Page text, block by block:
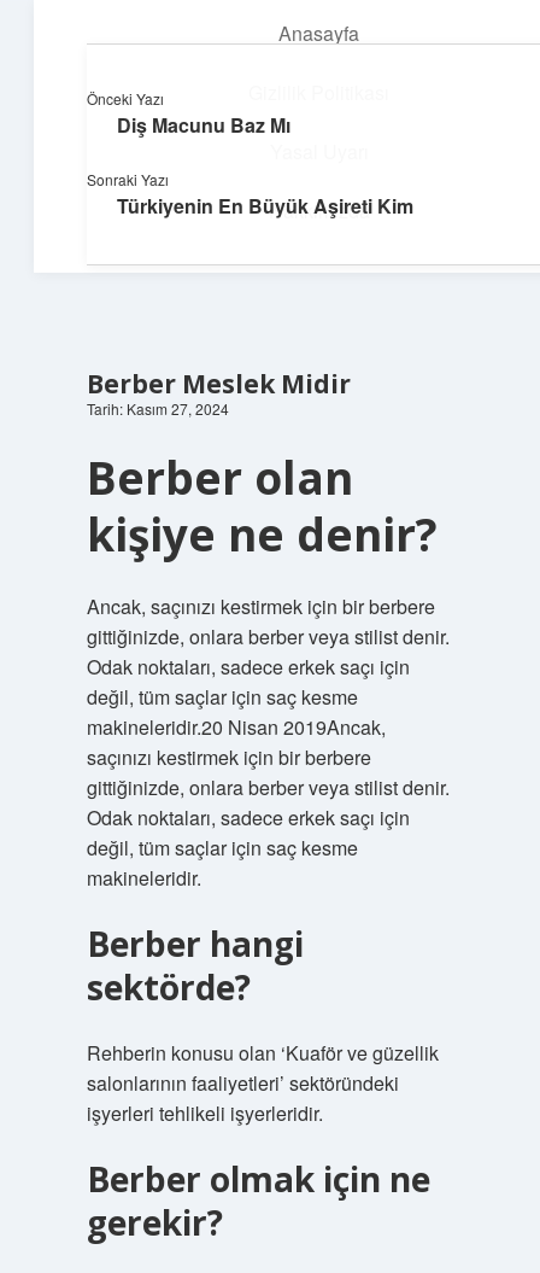
Anasayfa
Hakkımızda
Süper Bilgi Durağı
Berber Meslek Midir
Tarih: Kasım 27, 2024
Berber olan
kişiye ne denir?
Ancak, saçınızı kestirmek için bir berbere
gittiğinizde, onlara berber veya stilist denir.
Odak noktaları, sadece erkek saçı için
değil, tüm saçlar için saç kesme
makineleridir.20 Nisan 2019Ancak,
saçınızı kestirmek için bir berbere
gittiğinizde, onlara berber veya stilist denir.
Odak noktaları, sadece erkek saçı için
değil, tüm saçlar için saç kesme
makineleridir.
Berber hangi
sektörde?
Rehberin konusu olan ‘Kuaför ve güzellik
salonlarının faaliyetleri’ sektöründeki
işyerleri tehlikeli işyerleridir.
Berber olmak için ne
gerekir?
Önceki Yazı
Diş Macunu Baz Mı
Sonraki Yazı
Türkiyenin En Büyük Aşireti Kim